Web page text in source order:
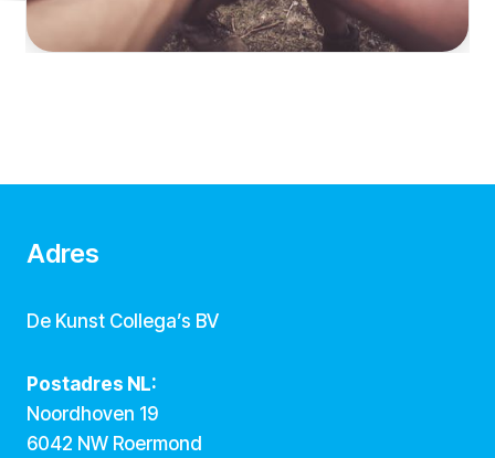
Adres
De Kunst Collega’s BV
Postadres NL:
Noordhoven 19
6042 NW Roermond